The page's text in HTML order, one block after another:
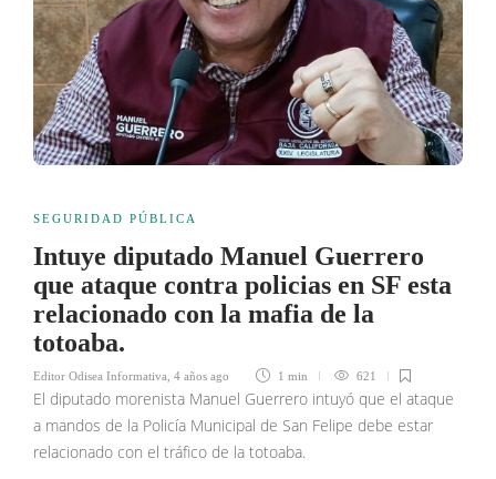
SEGURIDAD PÚBLICA
Intuye diputado Manuel Guerrero
que ataque contra policias en SF esta
relacionado con la mafia de la
totoaba.
Editor Odisea Informativa, 4 años ago 1 min 621
El diputado morenista Manuel Guerrero intuyó que el ataque
a mandos de la Policía Municipal de San Felipe debe estar
relacionado con el tráfico de la totoaba.